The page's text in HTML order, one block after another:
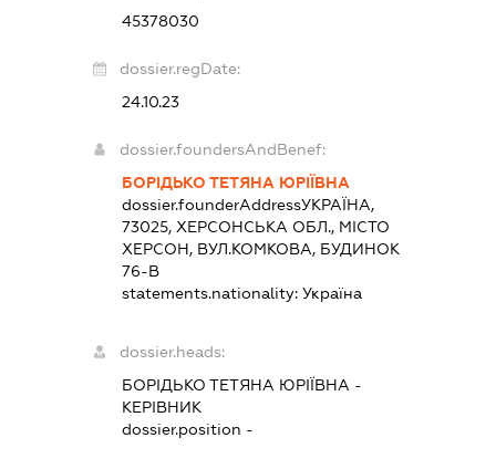
45378030
dossier.regDate:
24.10.23
dossier.foundersAndBenef:
БОРІДЬКО ТЕТЯНА ЮРІЇВНА
dossier.founderAddressУКРАЇНА,
73025, ХЕРСОНСЬКА ОБЛ., МІСТО
ХЕРСОН, ВУЛ.КОМКОВА, БУДИНОК
76-В
statements.nationality: Україна
dossier.heads:
БОРІДЬКО ТЕТЯНА ЮРІЇВНА -
КЕРІВНИК
dossier.position -